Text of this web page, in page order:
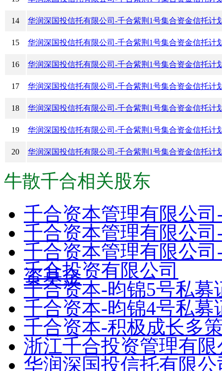
14 华润深国投信托有限公司-千合紫荆1号集合资金信托计
15 华润深国投信托有限公司-千合紫荆1号集合资金信托计
16 华润深国投信托有限公司-千合紫荆1号集合资金信托计
17 华润深国投信托有限公司-千合紫荆1号集合资金信托计
18 华润深国投信托有限公司-千合紫荆1号集合资金信托计
19 华润深国投信托有限公司-千合紫荆1号集合资金信托计
20 华润深国投信托有限公司-千合紫荆1号集合资金信托计
牛散千合相关股东
千合资本管理有限公
千合资本管理有限公
千合资本管理有限公
资基金
千合投资有限公司
千合资本-昀锦5号私募
千合资本-昀锦4号私募
千合资本-积极成长多
浙江千合投资管理有限
华润深国投信托有限